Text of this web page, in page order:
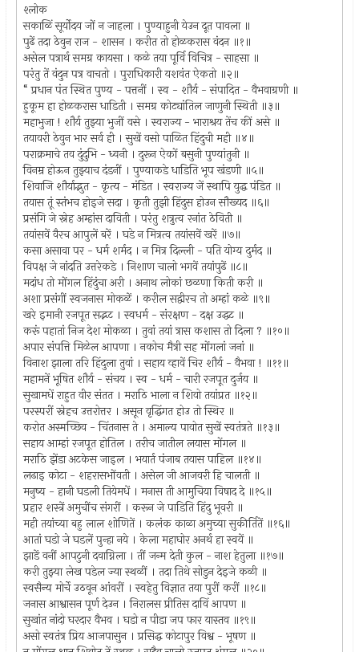
श्लोक
सकाळिं सूर्योदय जों न जाहला । पुण्याहुनी येउन दूत पावला ॥
पुढें तदा ठेवुन राज - शासन । करीत तो होळकरास वंदन ॥१॥
असेल पत्रार्थ समग्र कायसा । कळे तया पूर्वि विचित्र - साहसा ॥
परंतु तें वंदुन पत्र वाचतो । पुराधिकारी यशवंत ऐकतो ॥२॥
“ प्रधान पंत स्थित पुण्य - पत्तनीं । स्व - शौर्य - संपादित - वैभवाग्रणी ॥
हुकूम हा होळकरास धाडिती । समग्र कोट्यांतिल जाणुनी स्थिती ॥३॥
महाभुजा ! शौर्य तुझ्या भुजीं वसे । स्वराज्य - भाराश्रय तेंच कीं असे ॥
तयावरी ठेवुन भार सर्व ही । सुखें वसो पाळित हिंदुची मही ॥४॥
पराक्रमाचे तव दुंदुभि - ध्वनी । दुरून ऐकों बसुनी पुण्यांतुनी ॥
विनम्र होऊन तुझ्याच दंडनीं । पुण्याकडे धाडिति भूप खंडणी ॥५॥
शिवाजि शौर्याद्भुत - कृत्य - मंडित । स्वराज्य जें स्थापि युद्ध पंडित ॥
तयास तूं स्तंभच होइजे सदा । कृती तुझी हिंदुस होउन सौख्यद ॥६॥
प्रसंगि जे स्नेह अम्हांस दाविती । परंतु शत्रुत्व रनांत ठेविती ॥
तयांसवें वैरच आपुलें बरें । घडे न मित्रत्व तयांसवें खरें ॥७॥
कसा असावा पर - धर्म शर्मद । न मित्र दिल्ली - पति योग्य दुर्मद ॥
विपक्ष जे नांदति उत्तरेकडे । निशाण चालो भगवें तयांपुढें ॥८॥
मदांध तो मोंगल हिंदुंचा अरी । अनाथ लोकां छळणा किती करी ॥
अशा प्रसंगीं स्वजनास मोकळें । करील सद्वीरच तो अम्हां कळे ॥९॥
खरे इमानी रजपूत सद्भट । स्वधर्म - संरक्षण - दक्ष उद्धट ॥
करूं पहातां निज देश मोकळा । तुवां तयां त्रास कशास तो दिला ? ॥१०॥
अपार संपत्ति मिळेल आपणा । नकोच मैत्री सह मोंगलां जनां ॥
विनाश झाला तरि हिंदुला तुवां । सहाय व्हावें चिर शौर्य - वैभवा ! ॥११॥
महामनें भूषित शौर्य - संचय । स्व - धर्म - चारी रजपूत दुर्जय ॥
सुखामधें राहुत वीर संतत । मराठि भाला न शिवो तयांप्रत ॥१२॥
परस्परीं स्नेहच उत्तरोत्तर । असून वृद्धिंगत होउ तो स्थिर ॥
करोत अस्मच्छिव - चिंतनास ते । अमाल्य पावोत सुखें स्वतंत्रते ॥१३॥
सहाय आम्हां रजपूत होतिल । तरीच जातील लयास मोंगल ॥
मराठि झेंडा अटकेस जाइल । भयार्त पंजाब तयास पाहिल ॥१४॥
लढाइ कोटा - शहरासभोंवती । असेल जी आजवरी हि चालती ॥
मनुष्य - हानी घडली तियेमधें । मनास ती आमुचिया विषाद दे ॥१५॥
प्रहार शस्त्रें अमुचींच संगरीं । करून जे पाडिति हिंदु भूवरी ॥
मही तयांच्या बहु लाल शोणितें । कलंक काळा अमुच्या सुकीर्तितें ॥१६॥
आतां घडो जे घडलें पुन्हा नये । केला महाघोर अनर्थ हा स्वयें ॥
झाडें वनीं आपटुनी दवाग्निला । तीं जन्म देती कुल - नाश हेतुला ॥१७॥
करी तुझ्या लेख पडेल ज्या स्थळीं । तदा तिथे सोडुन देइजे कळी ॥
स्वसैन्य मोर्चे उठवून आंवरीं । स्वहेतु विज्ञात तया पुरीं करीं ॥१८॥
जनास आश्वासन पूर्ण देउन । निरालस प्रीतिस दाविं आपण ॥
सुखांत नांदो घरदार वैभव । घडो न पीडा जप फार यास्तव ॥१९॥
असो स्वतंत्र प्रिय आजपासुन । प्रसिद्ध कोटापुर विश्व - भूषण ॥